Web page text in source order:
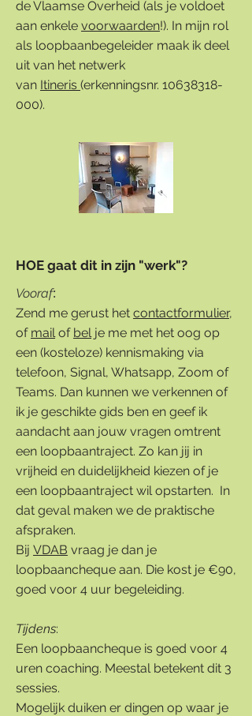
de Vlaamse Overheid (als je voldoet
aan enkele voorwaarden!). In mijn rol
als loopbaanbegeleider maak ik deel
uit van het netwerk
van Itineris (erkenningsnr. 10638318-
000).
HOE gaat dit in zijn "werk"?
Vooraf:
Zend me gerust het contactformulier,
of mailof belje me met het oog op
een (kosteloze) kennismaking via
telefoon, Signal, Whatsapp, Zoom of
Teams. Dan kunnen we verkennen of
ik je geschikte gids ben en geef ik
aandacht aan jouw vragen omtrent
een loopbaantraject. Zo kan jij in
vrijheid en duidelijkheid kiezen of je
een loopbaantraject wil opstarten. In
dat geval maken we de praktische
afspraken.
Bij VDAB vraag je dan je
loopbaancheque aan. Die kost je €90,
goed voor 4 uur begeleiding.
Tijdens:
Een loopbaancheque is goed voor 4
uren coaching. Meestal betekent dit 3
sessies.
Mogelijk duiken er dingen op waar je